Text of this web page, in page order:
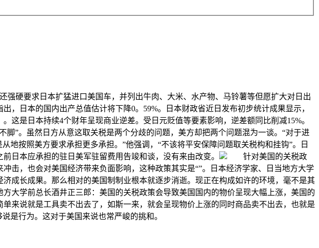
硬要求日本扩猛进口美国车，并列出牛肉、大米、水产物、马铃薯等但愿扩大对日出
，日本的国内出产总值估计将下降0。59%。日本财政省近日发布初步统计成果显示，
这是日本持续4个财年呈现商业逆差。受日元贬值等要素影响，逆差额同比削减15%。
”。虽然日方从意这取关税是两个分歧的问题，美方却把两个问题混为一谈。“对于进
地按照美方要求承担更多承担。”他强调，“不该将平安保障问题取关税构和挂钩”。日
日本应承担的驻日美军驻留费用告竣和谈，没有来由改变。
针对美国的关税政
击，也会对美国经济带来负面影响，这种政策其实是“”。日本经济学家、日当地方大学
成长成果。那么相对的美国制制业根本就逐步消逝。现正在构成如许的环境，毫不是其
大学前总长酒井正三郎：美国的关税政策会导致美国国内的物价呈现大幅上涨，美国的
来说就是工具卖不出去了，如斯一来，就会呈现物价上涨的同时商品卖不出去，也就是
是行为。这对于美国来说也常严峻的挑和。